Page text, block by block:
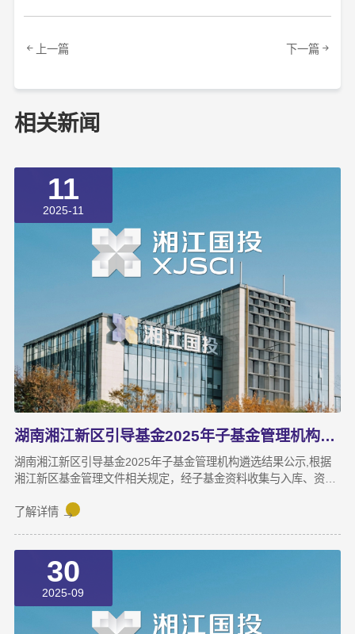
上一篇 下一篇
相关新闻
11
2025-11
湖南湘江新区引导基金2025年子基金管理机构遴选结果公示
湖南湘江新区引导基金2025年子基金管理机构遴选结果公示,根据
湘江新区基金管理文件相关规定，经子基金资料收集与入库、资格
发展基金委员会办公室审定决策结果，现就湖南湘江新区引导基金
如对公示的子基金管理机构持有异议，请以书面形式（加盖公章）
提出异议，不符合上述要求或未在公示期限内提出的异议，不予受
了解详情
30
2025-09